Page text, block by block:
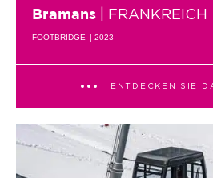
Bramans | FRANKREICH
FOOTBRIDGE | 2023
ENTDECKEN SIE